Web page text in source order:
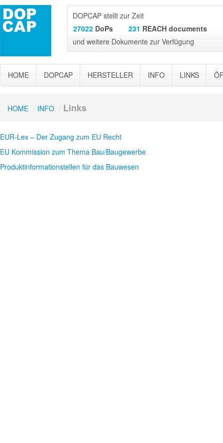
DOPCAP stellt zur Zeit
27022 DoPs 231 REACH documents
und weitere Dokumente zur Verfügung
HOME DOPCAP HERSTELLER INFO LINKS
HOME / INFO / Links
EUR-Lex – Der Zugang zum EU Recht
EU Kommission zum Thema Bau/Baugewerbe
Produktinformationstellen für das Bauwesen